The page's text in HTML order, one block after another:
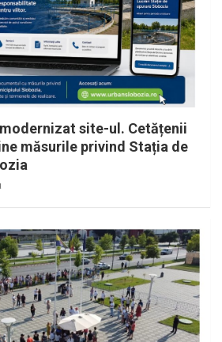
modernizat site-ul. Cetățenii
măsurile privind Stația de